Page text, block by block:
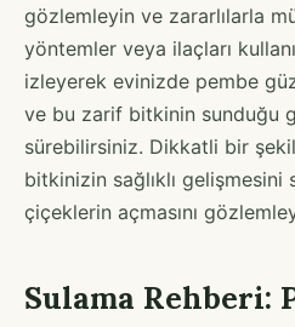
gözlemleyin ve zararlılarla
yöntemler veya ilaçları
izleyerek evinizde pembe
ve bu zarif bitkinin sunduğu
sürebilirsiniz. Dikkatli bir
bitkinizin sağlıklı gelişmesini
çiçeklerin açmasını
Sulama Rehberi: